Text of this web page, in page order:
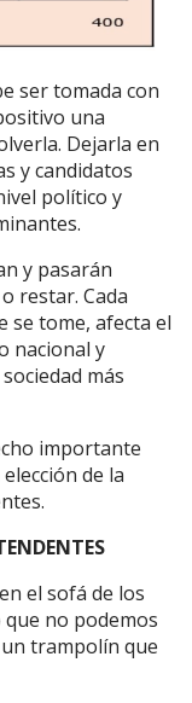
ser tomada con
una
Dejarla en
y candidatos
político y
y pasarán
restar. Cada
se tome, afecta el
nacional y
más
importante
de la
el sofá de los
no podemos
trampolín que